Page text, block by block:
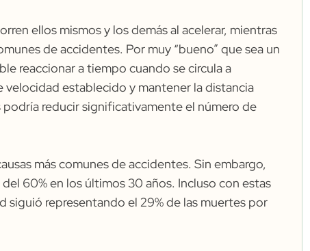
ellos mismos y los demás al acelerar, mientras
de accidentes. Por muy “bueno” que sea un
reaccionar a tiempo cuando se circula a
establecido y mantener la distancia
reducir significativamente el número de
más comunes de accidentes. Sin embargo,
del 60%en los últimos 30 años. Incluso con estas
siguió representando el 29%de las muertes por